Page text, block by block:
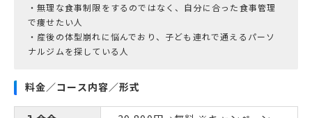
・無理な食事制限をするのではなく、自分に合った食事管理
で痩せたい人
・産後の体型崩れに悩んでおり、子ども連れで通えるパーソ
料金／コース内容／形式